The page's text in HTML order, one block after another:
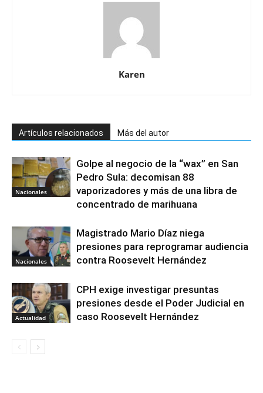
Karen
Artículos relacionados Más del autor
Nacionales
Golpe al negocio de la “wax” en San
Pedro Sula: decomisan 88
vaporizadores y más de una libra de
concentrado de marihuana
Nacionales
Magistrado Mario Díaz niega
presiones para reprogramar audiencia
contra Roosevelt Hernández
Actualidad
CPH exige investigar presuntas
presiones desde el Poder Judicial en
caso Roosevelt Hernández